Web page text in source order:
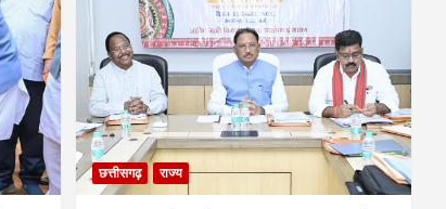
छत्तीसगढ़ राज्य